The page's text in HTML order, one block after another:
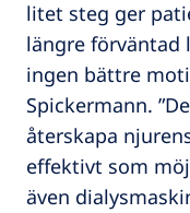
litet steg ger
längre förväntad
ingen bättre
Spickermann.
återskapa
effektivt som
även